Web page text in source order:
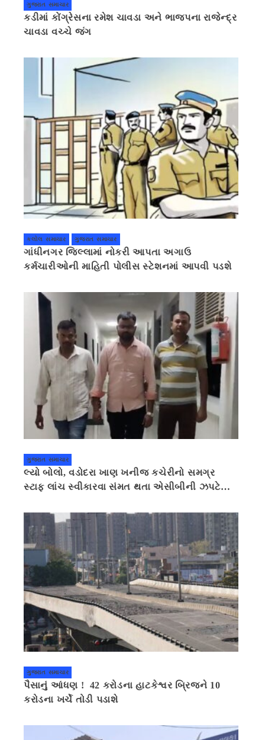
ગુજરાત સમાચાર
કડીમાં કોંગ્રેસના રમેશ ચાવડા અને ભાજપના રાજેન્દ્ર
ચાવડા વચ્ચે જંગ
કલોલ સમાચાર ગુજરાત સમાચાર
ગાંધીનગર જિલ્લામાં નોકરી આપતા અગાઉ
કર્મચારીઓની માહિતી પોલીસ સ્ટેશનમાં આપવી પડશે
ગુજરાત સમાચાર
લ્યો બોલો, વડોદરા ખાણ ખનીજ કચેરીનો સમગ્ર
સ્ટાફ લાંચ સ્વીકારવા સંમત થતા એસીબીની ઝપટે
ગુજરાત સમાચાર
પૈસાનું આંધણ ! 42 કરોડના હાટકેશ્વર બ્રિજને 10
કરોડના ખર્ચે તોડી પડાશે